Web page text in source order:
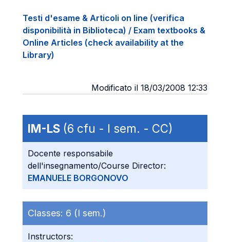
Testi d'esame & Articoli on line (verifica
disponibilità in Biblioteca) / Exam textbooks &
Online Articles (check availability at the
Library)
Modificato il 18/03/2008 12:33
IM-LS (6 cfu - I sem. - CC)
Docente responsabile
dell'insegnamento/Course Director:
EMANUELE BORGONOVO
Classes: 6 (I sem.)
Instructors: